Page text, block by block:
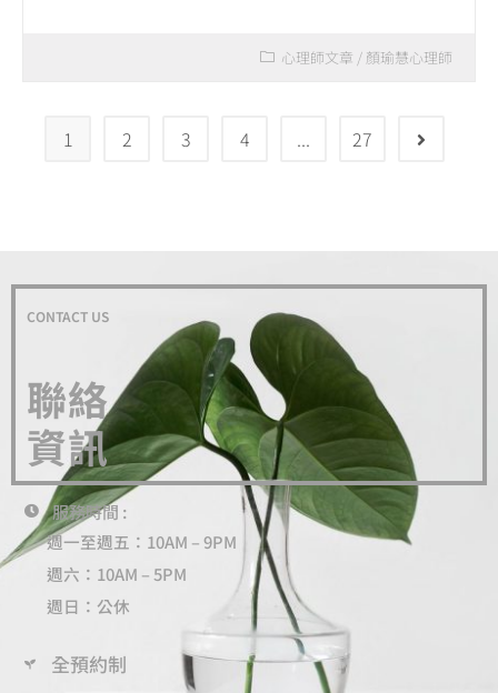
心理師文章 / 顏瑜慧心理師
1 2 3 4 ... 27
CONTACT US
聯絡
資訊
服務時間 :
週一至週五：10AM – 9PM
週六：10AM – 5PM
週日：公休
全預約制